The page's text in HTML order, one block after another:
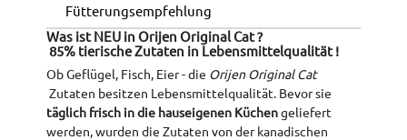
Fütterungsempfehlung
Was ist NEU in Orijen Original Cat ?
85% tierische Zutaten in Lebensmittelqualität !
Ob Geflügel, Fisch, Eier - die Orijen Original Cat
Zutaten besitzen Lebensmittelqualität. Bevor sie
täglich frisch in die hauseigenen Küchengeliefert
werden, wurden die Zutaten von der kanadischen